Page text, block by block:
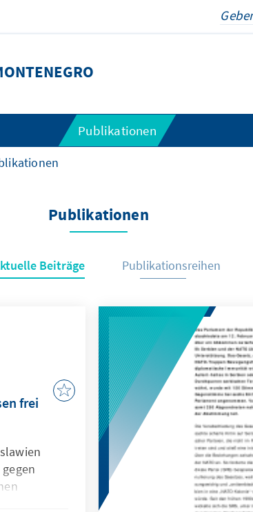
Publikationen
Publikationen
Beiträge Publikationsreihen
frei